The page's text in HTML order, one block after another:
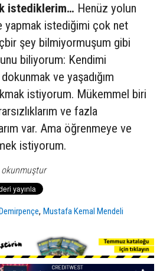
istediklerim… Henüz yolun
yapmak istediğimi çok net
şey bilmiyormuşum gibi
biliyorum: Kendimi
ve yaşadığım
istiyorum. Mükemmel biri
ve fazla
var. Ama öğrenmeye ve
istiyorum.
,Mustafa Kemal Mendeli